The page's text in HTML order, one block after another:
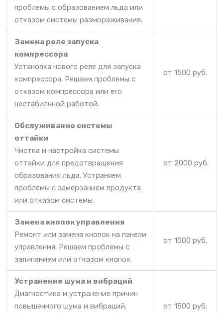
проблемы с образованием льда или
отказом системы размораживания.
Замена реле запуска
компрессора
Установка нового реле для запуска
компрессора. Решаем проблемы с
отказом компрессора или его
нестабильной работой.
от 1500 руб.
Обслуживание системы
оттайки
Чистка и настройка системы
оттайки для предотвращения
образования льда. Устраняем
проблемы с замерзанием продукта
или отказом системы.
от 2000 руб.
Замена кнопок управления
Ремонт или замена кнопок на панели
управления. Решаем проблемы с
залипанием или отказом кнопок.
от 1000 руб.
Устранение шума и вибраций
Диагностика и устранение причин
повышенного шума и вибраций.
от 1500 руб.